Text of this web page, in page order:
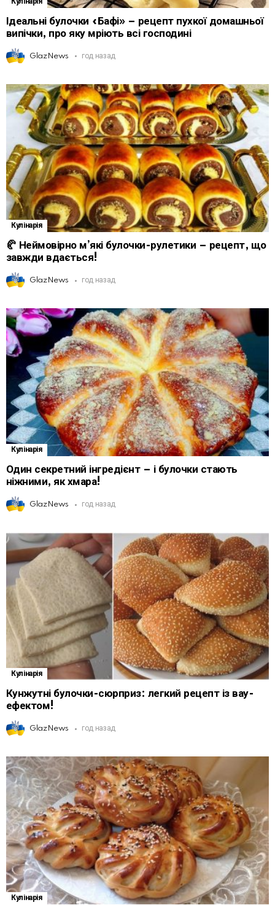
Ідеальні булочки «Бафі» – рецепт пухкої домашньої
випічки, про яку мріють всі господині
GlazNews год назад
Кулінарія
🥐 Неймовірно м’які булочки-рулетики – рецепт, що
завжди вдається!
GlazNews год назад
Кулінарія
Один секретний інгредієнт – і булочки стають
ніжними, як хмара!
GlazNews год назад
Кулінарія
Кунжутні булочки-сюрприз: легкий рецепт із вау-
ефектом!
GlazNews год назад
Кулінарія